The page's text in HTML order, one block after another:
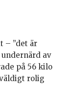
– ”det är
av
på 56 kilo
rolig